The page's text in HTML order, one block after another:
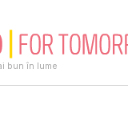
bun în lume